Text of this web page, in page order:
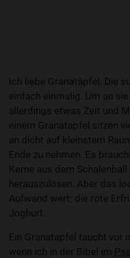
Ich liebe Granatäpfel. Die
einfach einmalig. Um an
allerdings etwas Zeit und
einem Granatapfel sitzen
an dicht auf kleinstem
Ende zu nehmen. Es
Kerne aus dem
herauszulösen. Aber das
Aufwand wert: die rote
Joghurt.
Ein Granatapfel taucht vor
wenn ich in der Bibel im